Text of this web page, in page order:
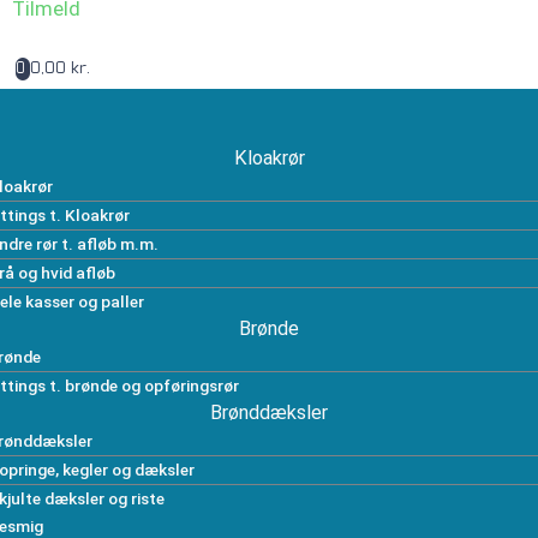
Tilmeld
0 0,00 kr.
Kloakrør
t. Kloakrør
rør t. afløb m.m.
og hvid afløb
kasser og paller
Brønde
t. brønde og opføringsrør
Brønddæksler
kegler og dæksler
dæksler og riste